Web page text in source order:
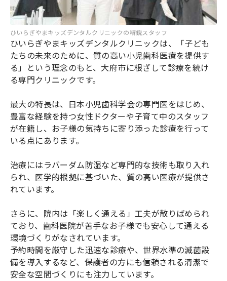
ひいらぎやまキッズデンタルクリニックの精鋭スタッフ
ひいらぎやまキッズデンタルクリニックは、「子ども
たちの未来のために、質の高い小児歯科医療を提供す
る」という理念のもと、大府市に根ざして診療を続け
る専門クリニックです。
最大の特長は、日本小児歯科学会の専門医をはじめ、
豊富な経験を持つ女性ドクターや子育て中のスタッフ
が在籍し、お子様の気持ちに寄り添った診療を行って
いる点にあります。
治療にはラバーダム防湿など専門的な技術も取り入れ
られ、医学的根拠に基づいた、質の高い医療が提供さ
れています。
さらに、院内は「楽しく通える」工夫が散りばめられ
ており、歯科医院が苦手なお子様でも安心して通える
環境づくりがなされています。
予約時間を厳守した迅速な診療や、世界水準の滅菌設
備を導入するなど、保護者の方にも信頼される清潔で
安全な空間づくりにも注力しています。